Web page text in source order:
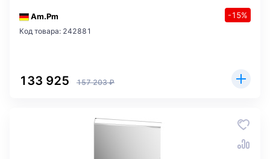
Am.Pm -15%
Код товара: 242881
133 925 157 203 ₽